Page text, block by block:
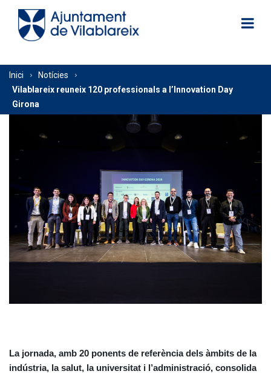
contingut
Fil
d'Ariadna
Inici
Notícies
Vilablareix reuneix 120 professionals a l’Innovation Day
Girona
La jornada, amb 20 ponents de referència dels àmbits de la
indústria, la salut, la universitat i l’administració, consolida